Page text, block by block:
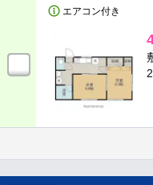
エアコン付き
人気のこだわり条件
女性の一人暮らしに安
子育て応援します！
料理がしやすい